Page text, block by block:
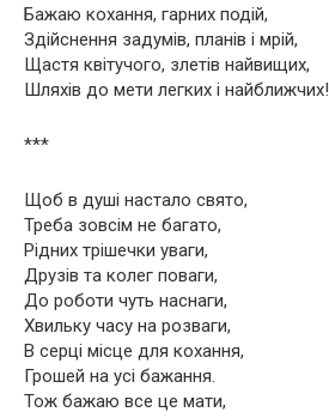
Бажаю кохання, гарних подій,
Здійснення задумів, планів і мрій,
Щастя квітучого, злетів найвищих,
Шляхів до мети легких і найближчих!
***
Щоб в душі настало свято,
Треба зовсім не багато,
Рідних трішечки уваги,
Друзів та колег поваги,
До роботи чуть наснаги,
Хвильку часу на розваги,
В серці місце для кохання,
Грошей на усі бажання.
Тож бажаю все це мати,